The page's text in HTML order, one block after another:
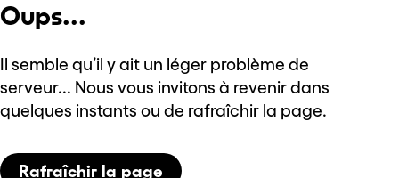
Oups...
Il semble qu’il y ait un léger problème de
serveur... Nous vous invitons à revenir dans
quelques instants ou de rafraîchir la page.
Rafraîchir la page